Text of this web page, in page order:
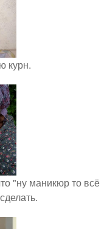
курн.
"ну маникюр то всё